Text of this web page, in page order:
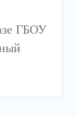
ГБОУ